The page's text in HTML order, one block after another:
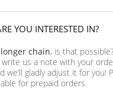
YOU INTERESTED IN?
longer chain, is that
write us a note with your
we’ll gladly adjust it for
for prepaid orders.